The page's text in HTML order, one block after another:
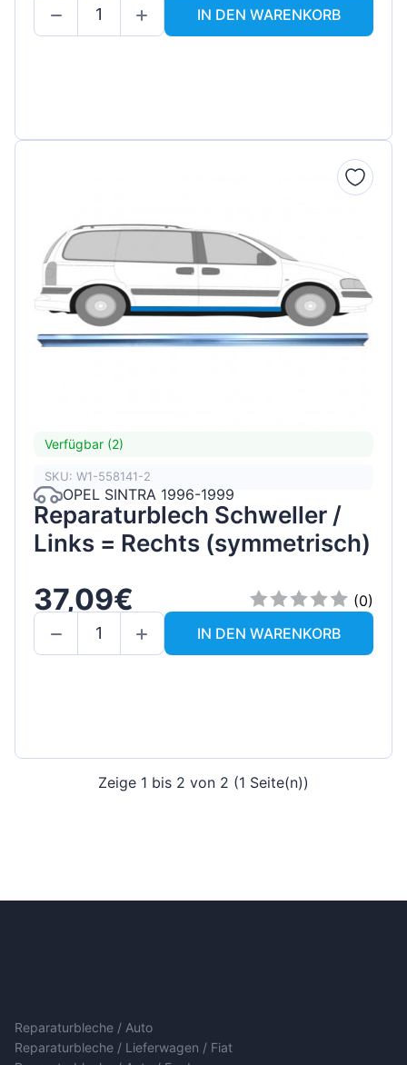
IN DEN WARENKORB
Verfügbar (2)
SKU: W1-558141-2
OPEL SINTRA 1996-1999
Reparaturblech Schweller /
Links = Rechts (symmetrisch)
37,09€
(0)
IN DEN WARENKORB
Zeige 1 bis 2 von 2 (1 Seite(n))
Reparaturbleche / Auto
Reparaturbleche / Lieferwagen / Fiat